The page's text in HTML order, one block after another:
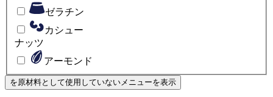
ゼラチン
カシュー
ナッツ
アーモンド
を原材料として使用していないメニューを表示